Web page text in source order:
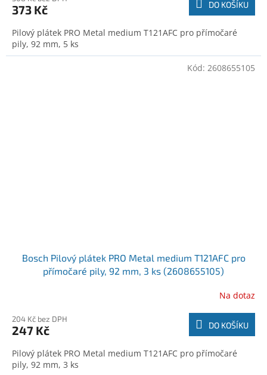
373 Kč DO KOŠÍKU
Pilový plátek PRO Metal medium T121AFC pro přímočaré
pily, 92 mm, 5 ks
Bosch Pilový plátek PRO Metal medium T121AFC pro
přímočaré pily, 92 mm, 3 ks (2608655105)
Na dotaz
204 Kč bez DPH
247 Kč DO KOŠÍKU
Pilový plátek PRO Metal medium T121AFC pro přímočaré
pily, 92 mm, 3 ks
Kód: 2608655105